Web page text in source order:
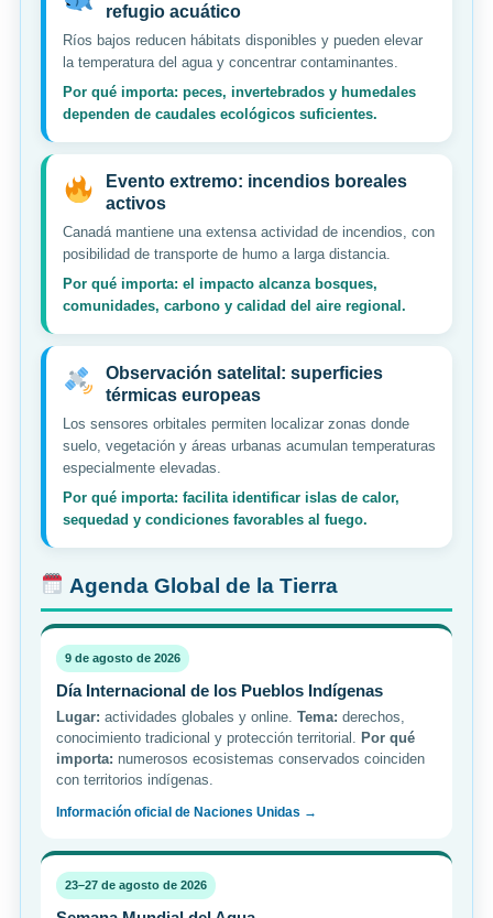
refugio acuático
Ríos bajos reducen hábitats disponibles y pueden elevar
la temperatura del agua y concentrar contaminantes.
Por qué importa: peces, invertebrados y humedales
dependen de caudales ecológicos suficientes.
Evento extremo: incendios boreales
activos
Canadá mantiene una extensa actividad de incendios, con
posibilidad de transporte de humo a larga distancia.
Por qué importa: el impacto alcanza bosques,
comunidades, carbono y calidad del aire regional.
Observación satelital: superficies
térmicas europeas
Los sensores orbitales permiten localizar zonas donde
suelo, vegetación y áreas urbanas acumulan temperaturas
especialmente elevadas.
Por qué importa: facilita identificar islas de calor,
sequedad y condiciones favorables al fuego.
Agenda Global de la Tierra
9 de agosto de 2026
Día Internacional de los Pueblos Indígenas
Lugar: actividades globales y online. Tema: derechos,
conocimiento tradicional y protección territorial. Por qué
importa: numerosos ecosistemas conservados coinciden
con territorios indígenas.
Información oficial de Naciones Unidas →
23–27 de agosto de 2026